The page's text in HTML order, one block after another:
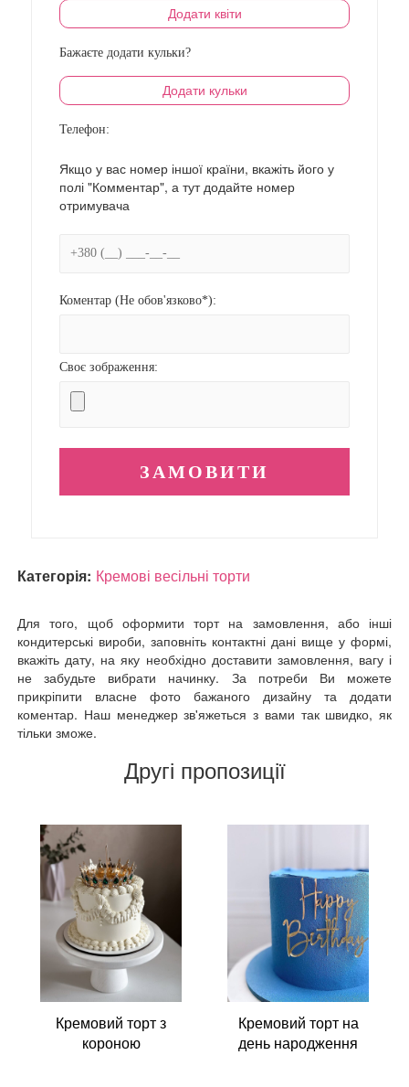
Додати квіти
Бажаєте додати кульки?
Додати кульки
Телефон:
Якщо у вас номер іншої країни, вкажіть його у
полі "Комментар", а тут додайте номер
отримувача
Коментар (Не обов'язково*):
Своє зображення:
Категорія: Кремові весільні торти
Для того, щоб оформити торт на замовлення, або інші
кондитерські вироби, заповніть контактні дані вище у формі,
вкажіть дату, на яку необхідно доставити замовлення, вагу і
не забудьте вибрати начинку. За потреби Ви можете
прикріпити власне фото бажаного дизайну та додати
коментар. Наш менеджер зв'яжеться з вами так швидко, як
тільки зможе.
Другі пропозиції
Кремовий торт з
короною
Кремовий торт на
день народження